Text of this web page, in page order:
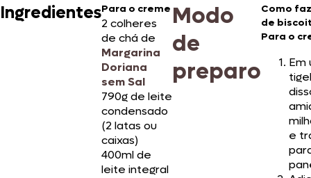
IngredientesPara o creme
2 colheres
de chá de
Margarina
Doriana
sem Sal
790g de leite
condensado
(2 latas ou
caixas)
400ml de
leite integral
Modo
de
preparo
Como
de
Para o
Em
e